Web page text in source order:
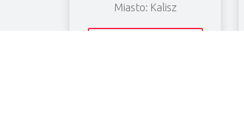
Miasto: Kalisz